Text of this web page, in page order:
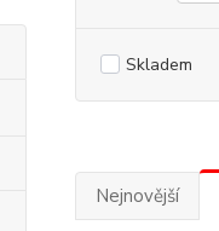
Skladem
Nejnovější